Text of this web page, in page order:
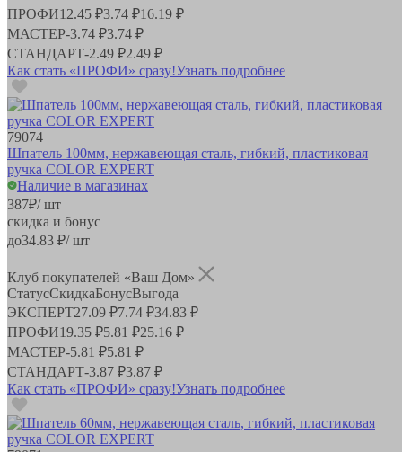
ПРОФИ12.45 ₽3.74 ₽16.19 ₽
МАСТЕР-3.74 ₽3.74 ₽
СТАНДАРТ-2.49 ₽2.49 ₽
Как стать «ПРОФИ» сразу!Узнать подробнее
79074
Шпатель 100мм, нержавеющая сталь, гибкий, пластиковая
ручка COLOR EXPERT
Наличие в магазинах
387₽/ шт
скидка и бонус
до34.83 ₽/ шт
Клуб покупателей «Ваш Дом»
СтатусСкидкаБонусВыгода
ЭКСПЕРТ27.09 ₽7.74 ₽34.83 ₽
ПРОФИ19.35 ₽5.81 ₽25.16 ₽
МАСТЕР-5.81 ₽5.81 ₽
СТАНДАРТ-3.87 ₽3.87 ₽
Как стать «ПРОФИ» сразу!Узнать подробнее